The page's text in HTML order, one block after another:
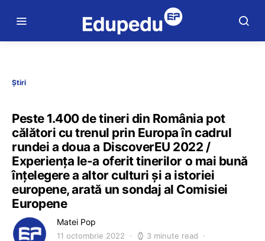
Știri
Peste 1.400 de tineri din România pot
călători cu trenul prin Europa în cadrul
rundei a doua a DiscoverEU 2022 /
Experiența le-a oferit tinerilor o mai bună
înțelegere a altor culturi și a istoriei
europene, arată un sondaj al Comisiei
Europene
Matei Pop
11 octombrie 2022 3 minute read